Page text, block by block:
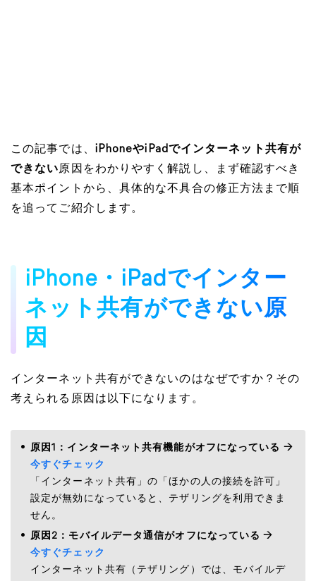
この記事では、 iPhoneやiPadでインターネット共有が
できない原因をわかりやすく解説し、まず確認すべき
基本ポイントから、具体的な不具合の修正方法まで順
を追ってご紹介します。
iPhone・iPadでインター
ネット共有ができない原
因
インターネット共有ができないのはなぜですか？その
考えられる原因は以下になります。
原因1：インターネット共有機能がオフになっている →
今すぐチェック
「インターネット共有」の「ほかの人の接続を許可」
設定が無効になっていると、テザリングを利用できま
せん。
原因2：モバイルデータ通信がオフになっている →
今すぐチェック
インターネット共有（テザリング）では、モバイルデ